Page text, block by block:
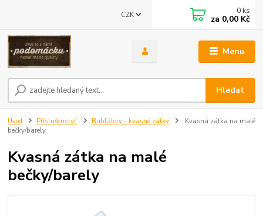
Menu
CZK
Hledat
0 ks
za 0,00 Kč
Úvod Příslušenství Bublátory - kvasné zátky
Kvasná zátka na malé
bečky/barely
Kvasná zátka na malé
bečky/barely